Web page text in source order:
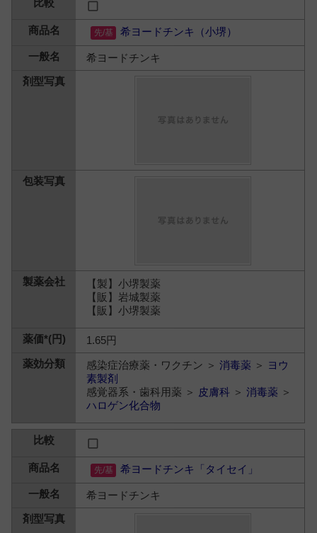
希ヨードチンキ（小堺）
希ヨードチンキ
【製】小堺製薬
【販】岩城製薬
【販】小堺製薬
1.65円
感染症治療薬・ワクチン ＞消毒薬 ＞ ヨウ
素製剤
感覚器系・歯科用薬 ＞ 皮膚科 ＞消毒薬 ＞
ハロゲン化合物
希ヨードチンキ「タイセイ」
希ヨードチンキ